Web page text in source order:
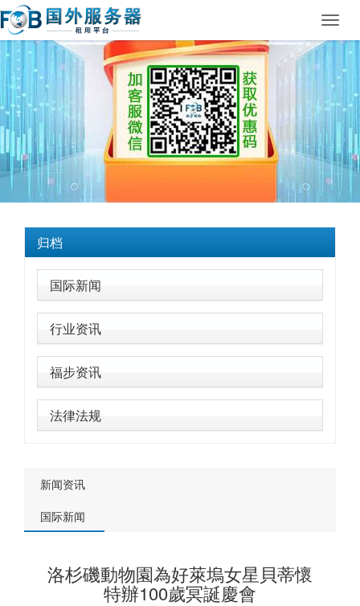
归档
国际新闻
行业资讯
福步资讯
法律法规
新闻资讯
国际新闻
洛杉磯動物園為好萊塢女星貝蒂懷
特辦100歲冥誕慶會